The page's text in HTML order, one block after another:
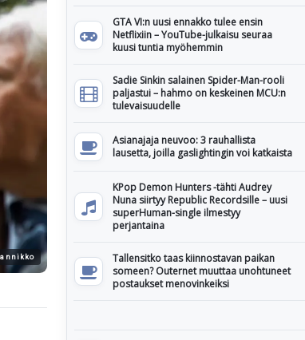
GTA VI:n uusi ennakko tulee ensin
Netflixiin – YouTube-julkaisu seuraa
kuusi tuntia myöhemmin
Sadie Sinkin salainen Spider-Man-rooli
paljastui – hahmo on keskeinen MCU:n
tulevaisuudelle
Asianajaja neuvoo: 3 rauhallista
lausetta, joilla gaslightingin voi katkaista
KPop Demon Hunters -tähti Audrey
Nuna siirtyy Republic Recordsille – uusi
superHuman-single ilmestyy
perjantaina
Tallensitko taas kiinnostavan paikan
someen? Outernet muuttaa unohtuneet
postaukset menovinkeiksi